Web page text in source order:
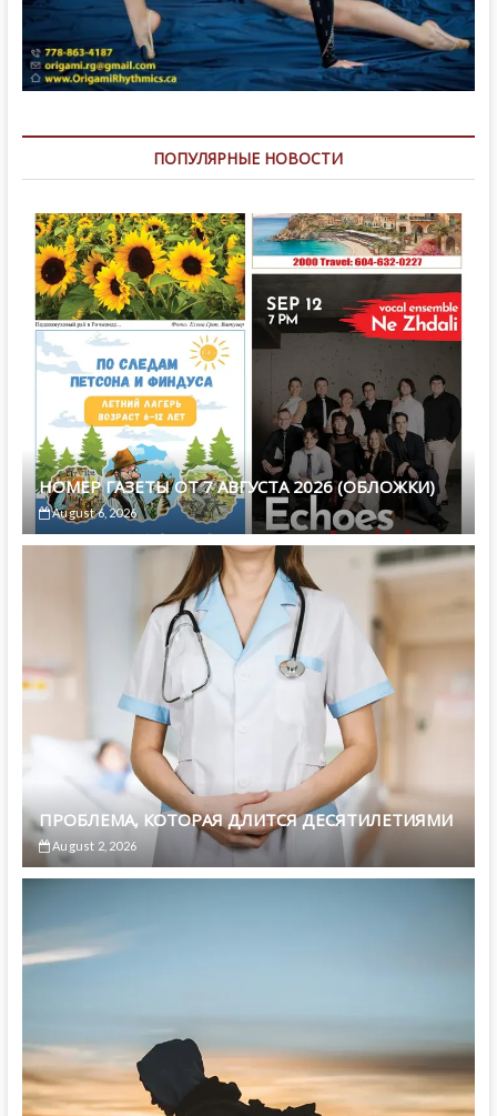
ПОПУЛЯРНЫЕ НОВОСТИ
НОМЕР ГАЗЕТЫ ОТ 7 АВГУСТА 2026 (ОБЛОЖКИ)
August 6, 2026
ПРОБЛЕМА, КОТОРАЯ ДЛИТСЯ ДЕСЯТИЛЕТИЯМИ
August 2, 2026